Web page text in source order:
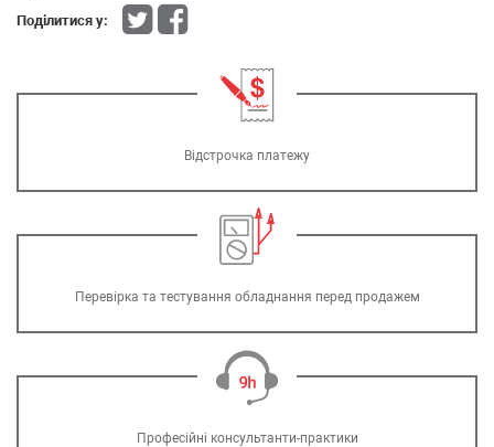
Поділитися у:
Відстрочка платежу
Перевірка та тестування обладнання перед продажем
Професійні консультанти-практики